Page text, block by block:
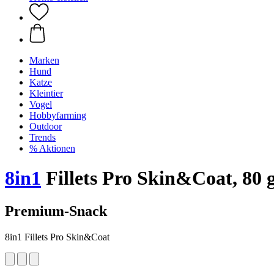
Marken
Hund
Katze
Kleintier
Vogel
Hobbyfarming
Outdoor
Trends
% Aktionen
8in1 Fillets Pro Skin&Coat, 80
Premium-Snack
8in1 Fillets Pro Skin&Coat